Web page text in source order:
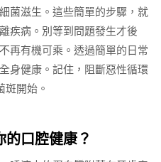
菌滋生。這些簡單的步驟，就
疾病。別等到問題發生才後
再有機可乘。透過簡單的日常
身健康。記住，阻斷惡性循環
開始。
口腔健康？